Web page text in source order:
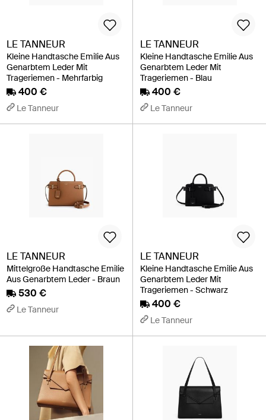
LE TANNEUR
Kleine Handtasche Emilie Aus
Genarbtem Leder Mit
Trageriemen - Mehrfarbig
400 €
Le Tanneur
LE TANNEUR
Kleine Handtasche Emilie Aus
Genarbtem Leder Mit
Trageriemen - Blau
400 €
Le Tanneur
LE TANNEUR
Mittelgroße Handtasche Emilie
Aus Genarbtem Leder - Braun
530 €
Le Tanneur
LE TANNEUR
Kleine Handtasche Emilie Aus
Genarbtem Leder Mit
Trageriemen - Schwarz
400 €
Le Tanneur